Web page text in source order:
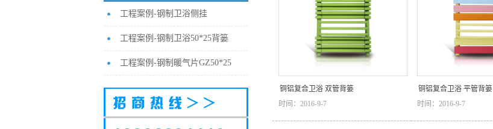
工程案例-钢制卫浴侧挂
工程案例-钢制卫浴50*25背篓
工程案例-钢制暖气片GZ50*25
铜铝复合卫浴 双管背篓
时间：2016-9-7
铜铝复合卫浴 平管背篓
时间：2016-9-7